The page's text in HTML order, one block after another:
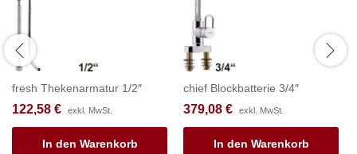
fresh Thekenarmatur 1/2″
122,58 € exkl. MwSt.
In den Warenkorb
chief Blockbatterie 3/4″
379,08 € exkl. MwSt.
In den Warenkorb